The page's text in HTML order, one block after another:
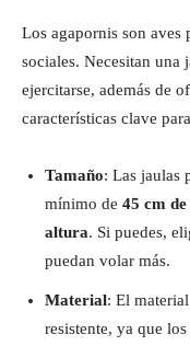
Los agapornis son aves
sociales. Necesitan una
ejercitarse, además de
características clave
Tamaño: Las jaulas
mínimo de 45 cm
altura. Si puedes,
puedan volar más.
Material: El
resistente, ya que